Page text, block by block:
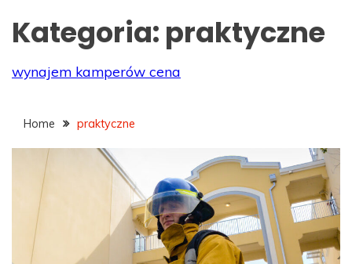
Kategoria: praktyczne
wynajem kamperów cena
Home praktyczne